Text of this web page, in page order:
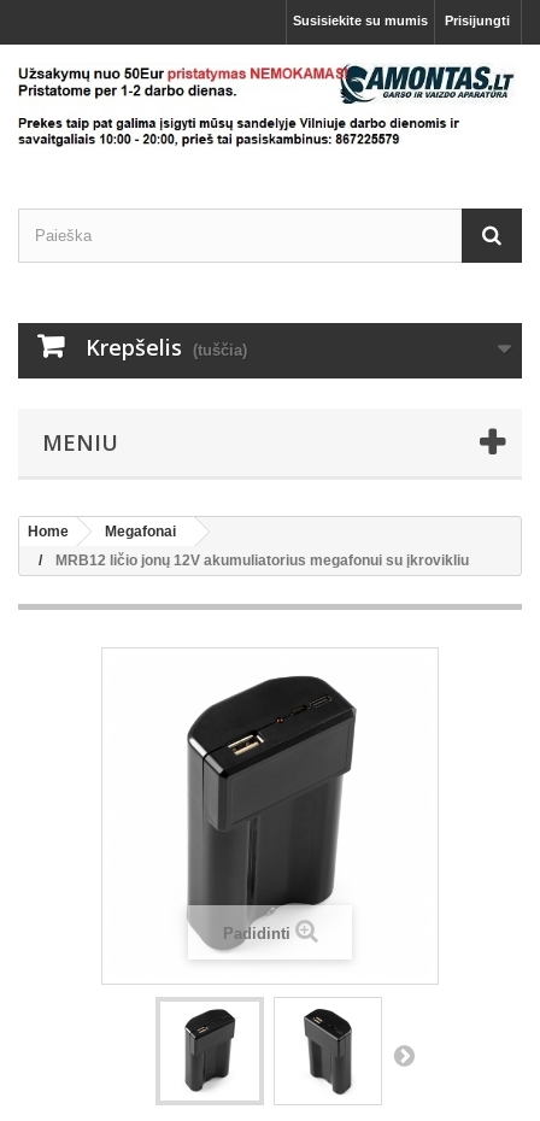
Prisijungti
Susisiekite su mumis
Krepšelis (tuščia)
MENIU
Home
Megafonai
MRB12 ličio jonų 12V akumuliatorius megafonui su įkrovikliu
Padidinti